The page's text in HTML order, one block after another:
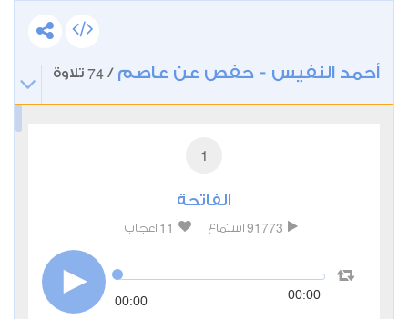
أحمد النفيس - حفص عن عاصم /
74 تلاوة
1
الفاتحة
91773 استماع 11 اعجاب
00:00 00:00